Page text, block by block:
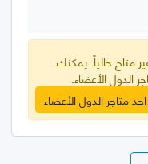
متاح حالياً. يمكنك
الدول الأعضاء.
متاجر الدول الأعضاء